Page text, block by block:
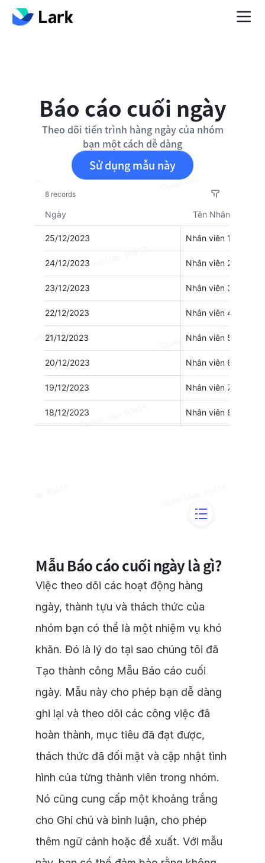
Báo cáo cuối ngày
Theo dõi tiến trình hàng ngày của nhóm
bạn một cách dễ dàng
Sử dụng mẫu này
Mẫu Báo cáo cuối ngày là gì?
Việc theo dõi các hoạt động hàng
ngày, thành tựu và thách thức của
nhóm bạn có thể là một nhiệm vụ khó
khăn. Đó là lý do tại sao chúng tôi đã
Tạo thành công Mẫu Báo cáo cuối
ngày. Mẫu này cho phép bạn dễ dàng
ghi lại và theo dõi các công việc đã
hoàn thành, mục tiêu đã đạt được,
thách thức đã đối mặt và cập nhật tình
hình của từng thành viên trong nhóm.
Nó cũng cung cấp một khoảng trắng
cho Ghi chú và bình luận, cho phép
thêm ngữ cảnh hoặc đề xuất. Với mẫu